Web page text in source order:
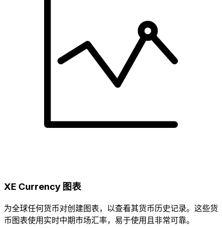
XE Currency 图表
为全球任何货币对创建图表，以查看其货币历史记录。这些货
币图表使用实时中期市场汇率，易于使用且非常可靠。